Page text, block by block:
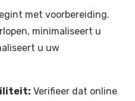
met voorbereiding.
minimaliseert u
u uw
Verifieer dat online